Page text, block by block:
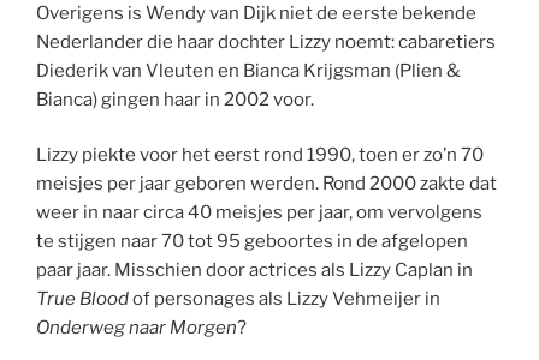
Overigens is Wendy van Dijk niet de eerste bekende
Nederlander die haar dochter Lizzy noemt: cabaretiers
Diederik van Vleuten en Bianca Krijgsman (Plien &
Bianca) gingen haar in 2002 voor.
Lizzy piekte voor het eerst rond 1990, toen er zo’n 70
meisjes per jaar geboren werden. Rond 2000 zakte dat
weer in naar circa 40 meisjes per jaar, om vervolgens
te stijgen naar 70 tot 95 geboortes in de afgelopen
paar jaar. Misschien door actrices als Lizzy Caplan in
True Bloodof personages als Lizzy Vehmeijer in
Onderweg naar Morgen?